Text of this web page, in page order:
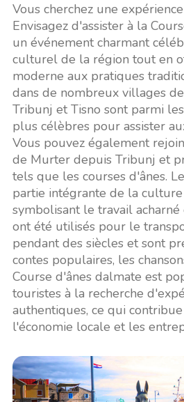
Vous cherchez une
Envisagez d'assister à la
un événement charmant
culturel de la région tout en
moderne aux pratiques
dans de nombreux villages
Tribunj et Tisno sont parmi
plus célèbres pour assister
Vous pouvez également
de Murter depuis Tribunj et
tels que les courses d'ânes.
partie intégrante de la
symbolisant le travail
ont été utilisés pour le
pendant des siècles et sont
contes populaires, les
Course d'ânes dalmate est
touristes à la recherche
authentiques, ce qui
l'économie locale et les